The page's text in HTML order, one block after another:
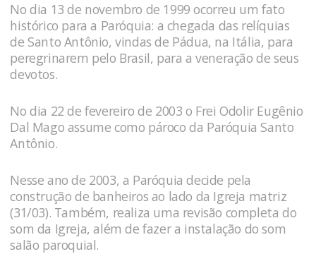
No dia 13 de novembro de 1999 ocorreu um fato
histórico para a Paróquia: a chegada das relíquias
de Santo Antônio, vindas de Pádua, na Itália, para
peregrinarem pelo Brasil, para a veneração de seus
devotos.
No dia 22 de fevereiro de 2003 o Frei Odolir Eugênio
Dal Mago assume como pároco da Paróquia Santo
Antônio.
Nesse ano de 2003, a Paróquia decide pela
construção de banheiros ao lado da Igreja matriz
(31/03). Também, realiza uma revisão completa do
som da Igreja, além de fazer a instalação do som
salão paroquial.